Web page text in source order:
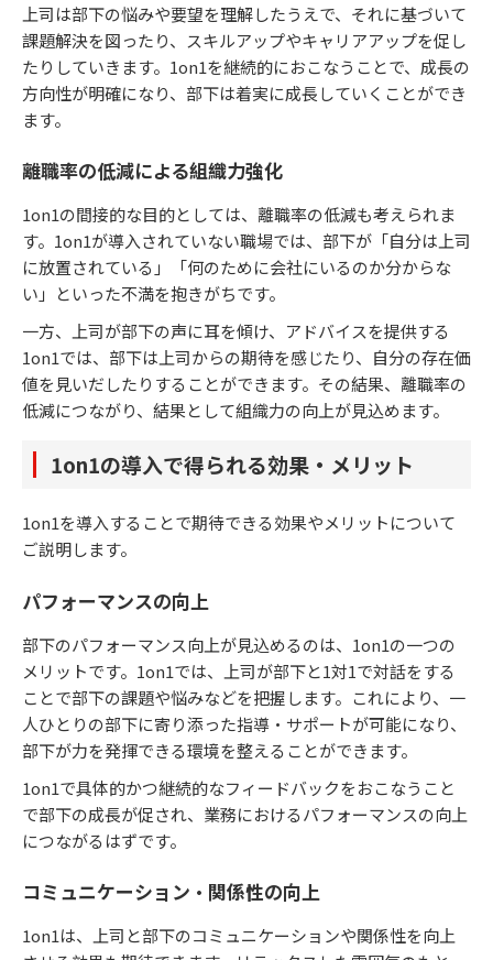
上司は部下の悩みや要望を理解したうえで、それに基づいて
課題解決を図ったり、スキルアップやキャリアアップを促し
たりしていきます。1on1を継続的におこなうことで、成長の
方向性が明確になり、部下は着実に成長していくことができ
ます。
離職率の低減による組織力強化
1on1の間接的な目的としては、離職率の低減も考えられま
す。1on1が導入されていない職場では、部下が「自分は上司
に放置されている」「何のために会社にいるのか分からな
い」といった不満を抱きがちです。
一方、上司が部下の声に耳を傾け、アドバイスを提供する
1on1では、部下は上司からの期待を感じたり、自分の存在価
値を見いだしたりすることができます。その結果、離職率の
低減につながり、結果として組織力の向上が見込めます。
1on1の導入で得られる効果・メリット
1on1を導入することで期待できる効果やメリットについて
ご説明します。
パフォーマンスの向上
部下のパフォーマンス向上が見込めるのは、1on1の一つの
メリットです。1on1では、上司が部下と1対1で対話をする
ことで部下の課題や悩みなどを把握します。これにより、一
人ひとりの部下に寄り添った指導・サポートが可能になり、
部下が力を発揮できる環境を整えることができます。
1on1で具体的かつ継続的なフィードバックをおこなうこと
で部下の成長が促され、業務におけるパフォーマンスの向上
につながるはずです。
コミュニケーション・関係性の向上
1on1は、上司と部下のコミュニケーションや関係性を向上